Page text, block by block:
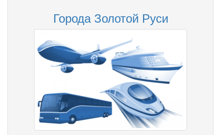
Города Золотой Руси